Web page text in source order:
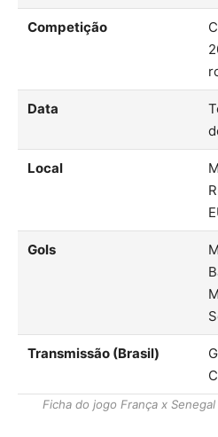
Competição
Data
Local
Gols
Transmissão (Brasil)
Ficha do jogo França x